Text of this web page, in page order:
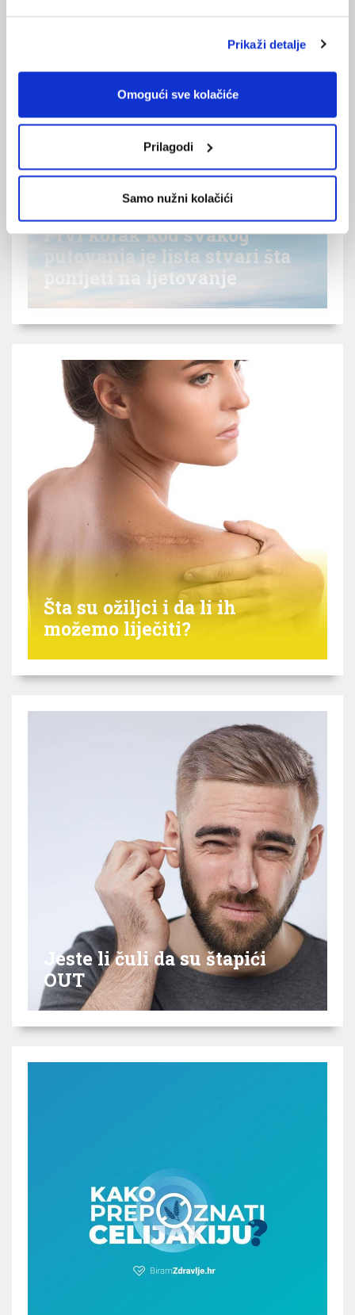
Prikaži detalje
Omogući sve kolačiće
Prilagodi
Samo nužni kolačići
Prvi korak kod svakog
putovanja je lista stvari šta
ponijeti na ljetovanje
Šta su ožiljci i da li ih
možemo liječiti?
Jeste li čuli da su štapići
OUT